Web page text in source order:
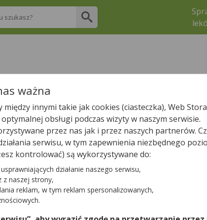
posiadają Twój lek i
309aptek.95aptek zgłosiło nam, że są właśnie otwarte.
Ozempic
ważna
innymi takie jak cookies (ciasteczka), Web
obsługi podczas wizyty w naszym serwisie.
przez nas jak i przez naszych partnerów.
serwisu, w tym zapewnienia niezbędnego
kontrolować) są wykorzystywane do:
działanie naszego serwisu,
z naszej strony,
reklam, w tym reklam spersonalizowanych,